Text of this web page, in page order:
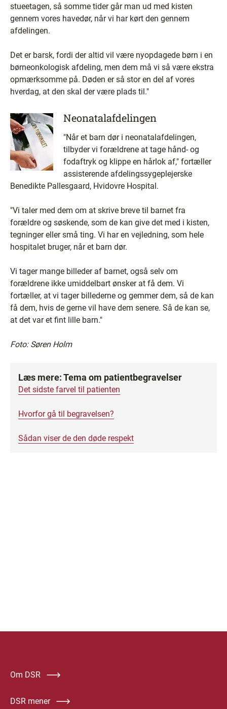
stueetagen, så somme tider går man ud med kisten
gennem vores havedør, når vi har kørt den gennem
afdelingen.
Det er barsk, fordi der altid vil være nyopdagede børn i en
børneonkologisk afdeling, men dem må vi så være ekstra
opmærksomme på. Døden er så stor en del af vores
hverdag, at den skal der være plads til."
Neonatalafdelingen
"Når et barn dør i neonatalafdelingen,
tilbyder vi forældrene at tage hånd- og
fodaftryk og klippe en hårlok af," fortæller
assisterende afdelingssygeplejerske
Benedikte Pallesgaard, Hvidovre Hospital.
"Vi taler med dem om at skrive breve til barnet fra
forældre og søskende, som de kan give det med i kisten,
tegninger eller små ting. Vi har en vejledning, som hele
hospitalet bruger, når et barn dør.
Vi tager mange billeder af barnet, også selv om
forældrene ikke umiddelbart ønsker at få dem. Vi
fortæller, at vi tager billederne og gemmer dem, så de kan
få dem, hvis de gerne vil have dem senere. Så de kan se,
at det var et fint lille barn."
Foto: Søren Holm
Læs mere: Tema om patientbegravelser
Det sidste farvel til patienten
Hvorfor gå til begravelsen?
Sådan viser de den døde respekt
Om DSR
DSR mener